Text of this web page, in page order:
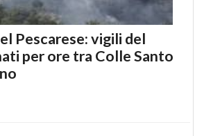
Pescarese: vigili del
per ore tra Colle Santo